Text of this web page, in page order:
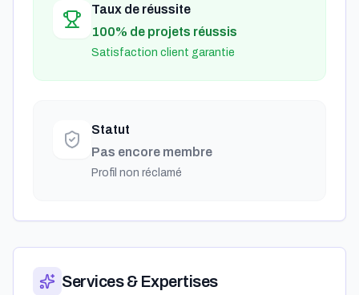
Taux de réussite
100% de projets réussis
Satisfaction client garantie
Statut
Pas encore membre
Profil non réclamé
Services & Expertises